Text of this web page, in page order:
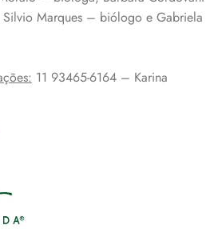
Marques – biólogo e Gabriela
11 93465-6164 – Karina